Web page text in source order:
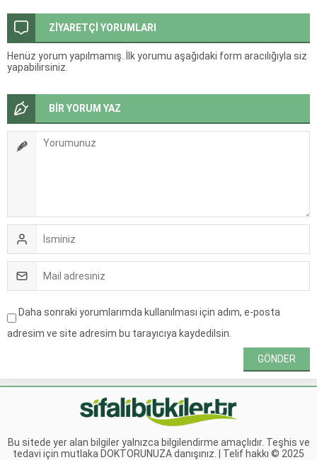
ZİYARETÇİ YORUMLARI
Henüz yorum yapılmamış. İlk yorumu aşağıdaki form aracılığıyla siz
yapabilirsiniz.
BİR YORUM YAZ
Daha sonraki yorumlarımda kullanılması için adım, e-posta
adresim ve site adresim bu tarayıcıya kaydedilsin.
Bu sitede yer alan bilgiler yalnızca bilgilendirme amaçlıdır. Teşhis ve
tedavi için mutlaka DOKTORUNUZA danışınız. | Telif hakkı © 2025